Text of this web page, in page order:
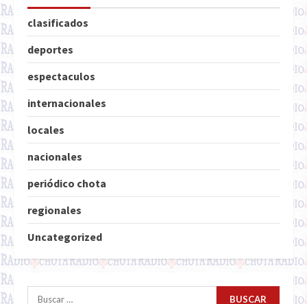
clasificados
deportes
espectaculos
internacionales
locales
nacionales
periódico chota
regionales
Uncategorized
Buscar: